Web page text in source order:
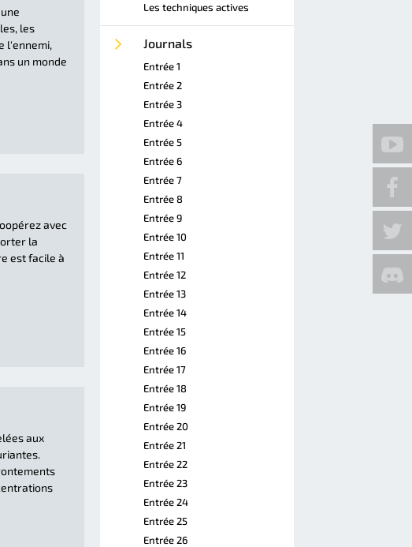
les
l'ennemi,
un monde
avec
la
est facile à
aux
Les techniques actives
Journals
Entrée 1
Entrée 2
Entrée 3
Entrée 4
Entrée 5
Entrée 6
Entrée 7
Entrée 8
Entrée 9
Entrée 10
Entrée 11
Entrée 12
Entrée 13
Entrée 14
Entrée 15
Entrée 16
Entrée 17
Entrée 18
Entrée 19
Entrée 20
Entrée 21
Entrée 22
Entrée 23
Entrée 24
Entrée 25
Entrée 26